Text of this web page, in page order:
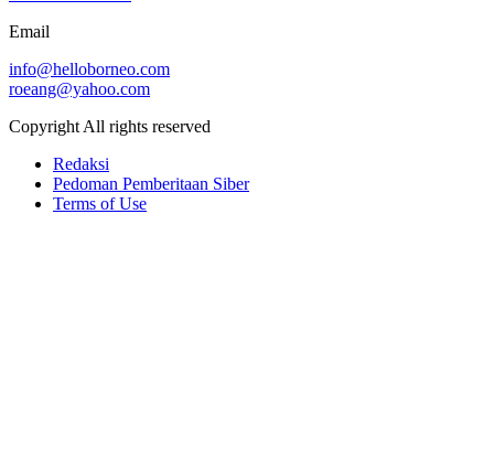
Email
info@helloborneo.com
roeang@yahoo.com
Copyright All rights reserved
Redaksi
Pedoman Pemberitaan Siber
Terms of Use